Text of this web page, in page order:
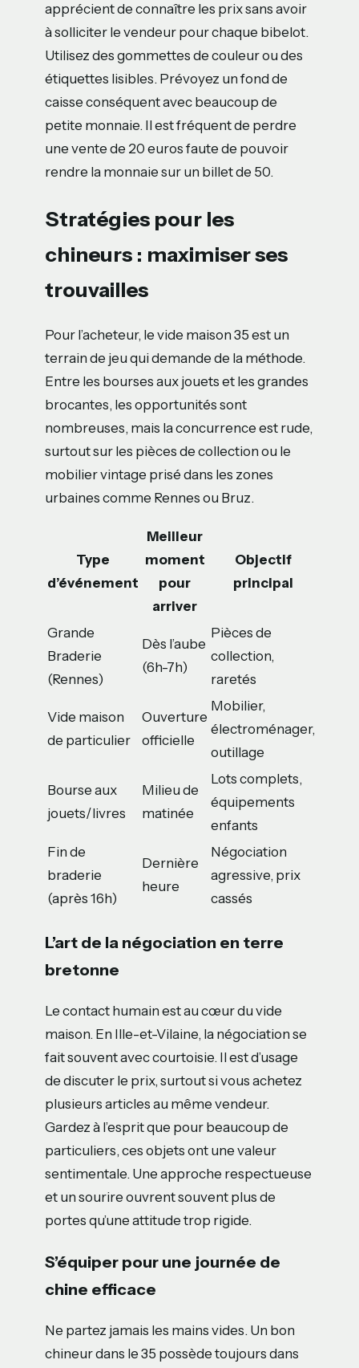
apprécient de connaître les prix sans avoir
à solliciter le vendeur pour chaque bibelot.
Utilisez des gommettes de couleur ou des
étiquettes lisibles. Prévoyez un fond de
caisse conséquent avec beaucoup de
petite monnaie. Il est fréquent de perdre
une vente de 20 euros faute de pouvoir
rendre la monnaie sur un billet de 50.
Stratégies pour les
chineurs : maximiser ses
trouvailles
Pour l’acheteur, le vide maison 35 est un
terrain de jeu qui demande de la méthode.
Entre les bourses aux jouets et les grandes
brocantes, les opportunités sont
nombreuses, mais la concurrence est rude,
surtout sur les pièces de collection ou le
mobilier vintage prisé dans les zones
urbaines comme Rennes ou Bruz.
Type
d’événement
Meilleur
moment
pour
arriver
Objectif
principal
Grande
Braderie
(Rennes)
Dès l’aube
(6h-7h)
Pièces de
collection,
raretés
Vide maison
de particulier
Ouverture
officielle
Mobilier,
électroménager,
outillage
Bourse aux
jouets/livres
Milieu de
matinée
Lots complets,
équipements
enfants
Fin de
braderie
(après 16h)
Dernière
heure
Négociation
agressive, prix
cassés
L’art de la négociation en terre
bretonne
Le contact humain est au cœur du vide
maison. En Ille-et-Vilaine, la négociation se
fait souvent avec courtoisie. Il est d’usage
de discuter le prix, surtout si vous achetez
plusieurs articles au même vendeur.
Gardez à l’esprit que pour beaucoup de
particuliers, ces objets ont une valeur
sentimentale. Une approche respectueuse
et un sourire ouvrent souvent plus de
portes qu’une attitude trop rigide.
S’équiper pour une journée de
chine efficace
Ne partez jamais les mains vides. Un bon
chineur dans le 35 possède toujours dans